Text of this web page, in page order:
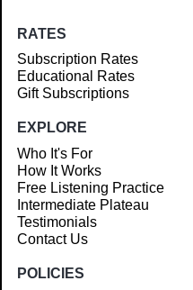
RATES
Subscription Rates
Educational Rates
Gift Subscriptions
EXPLORE
Who It's For
How It Works
Free Listening Practice
Intermediate Plateau
Testimonials
Contact Us
POLICIES